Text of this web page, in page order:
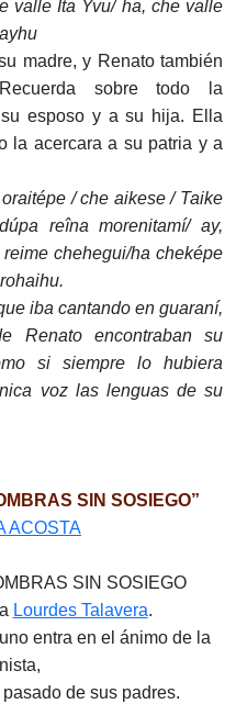
valle Ita Yvu/ ha, che valle
madre, y Renato también
sobre todo la
esposo y a su hija. Ella
la acercara a su patria y a
oraitépe / che aikese / Taike
reîna morenitamí/ ay,
chehegui/ha cheképe
iba cantando en guaraní,
Renato encontraban su
si siempre lo hubiera
voz las lenguas de su
SIN SOSIEGO”
ACOSTA
SIN SOSIEGO
Lourdes Talavera.
entra en el ánimo de la
de sus padres.